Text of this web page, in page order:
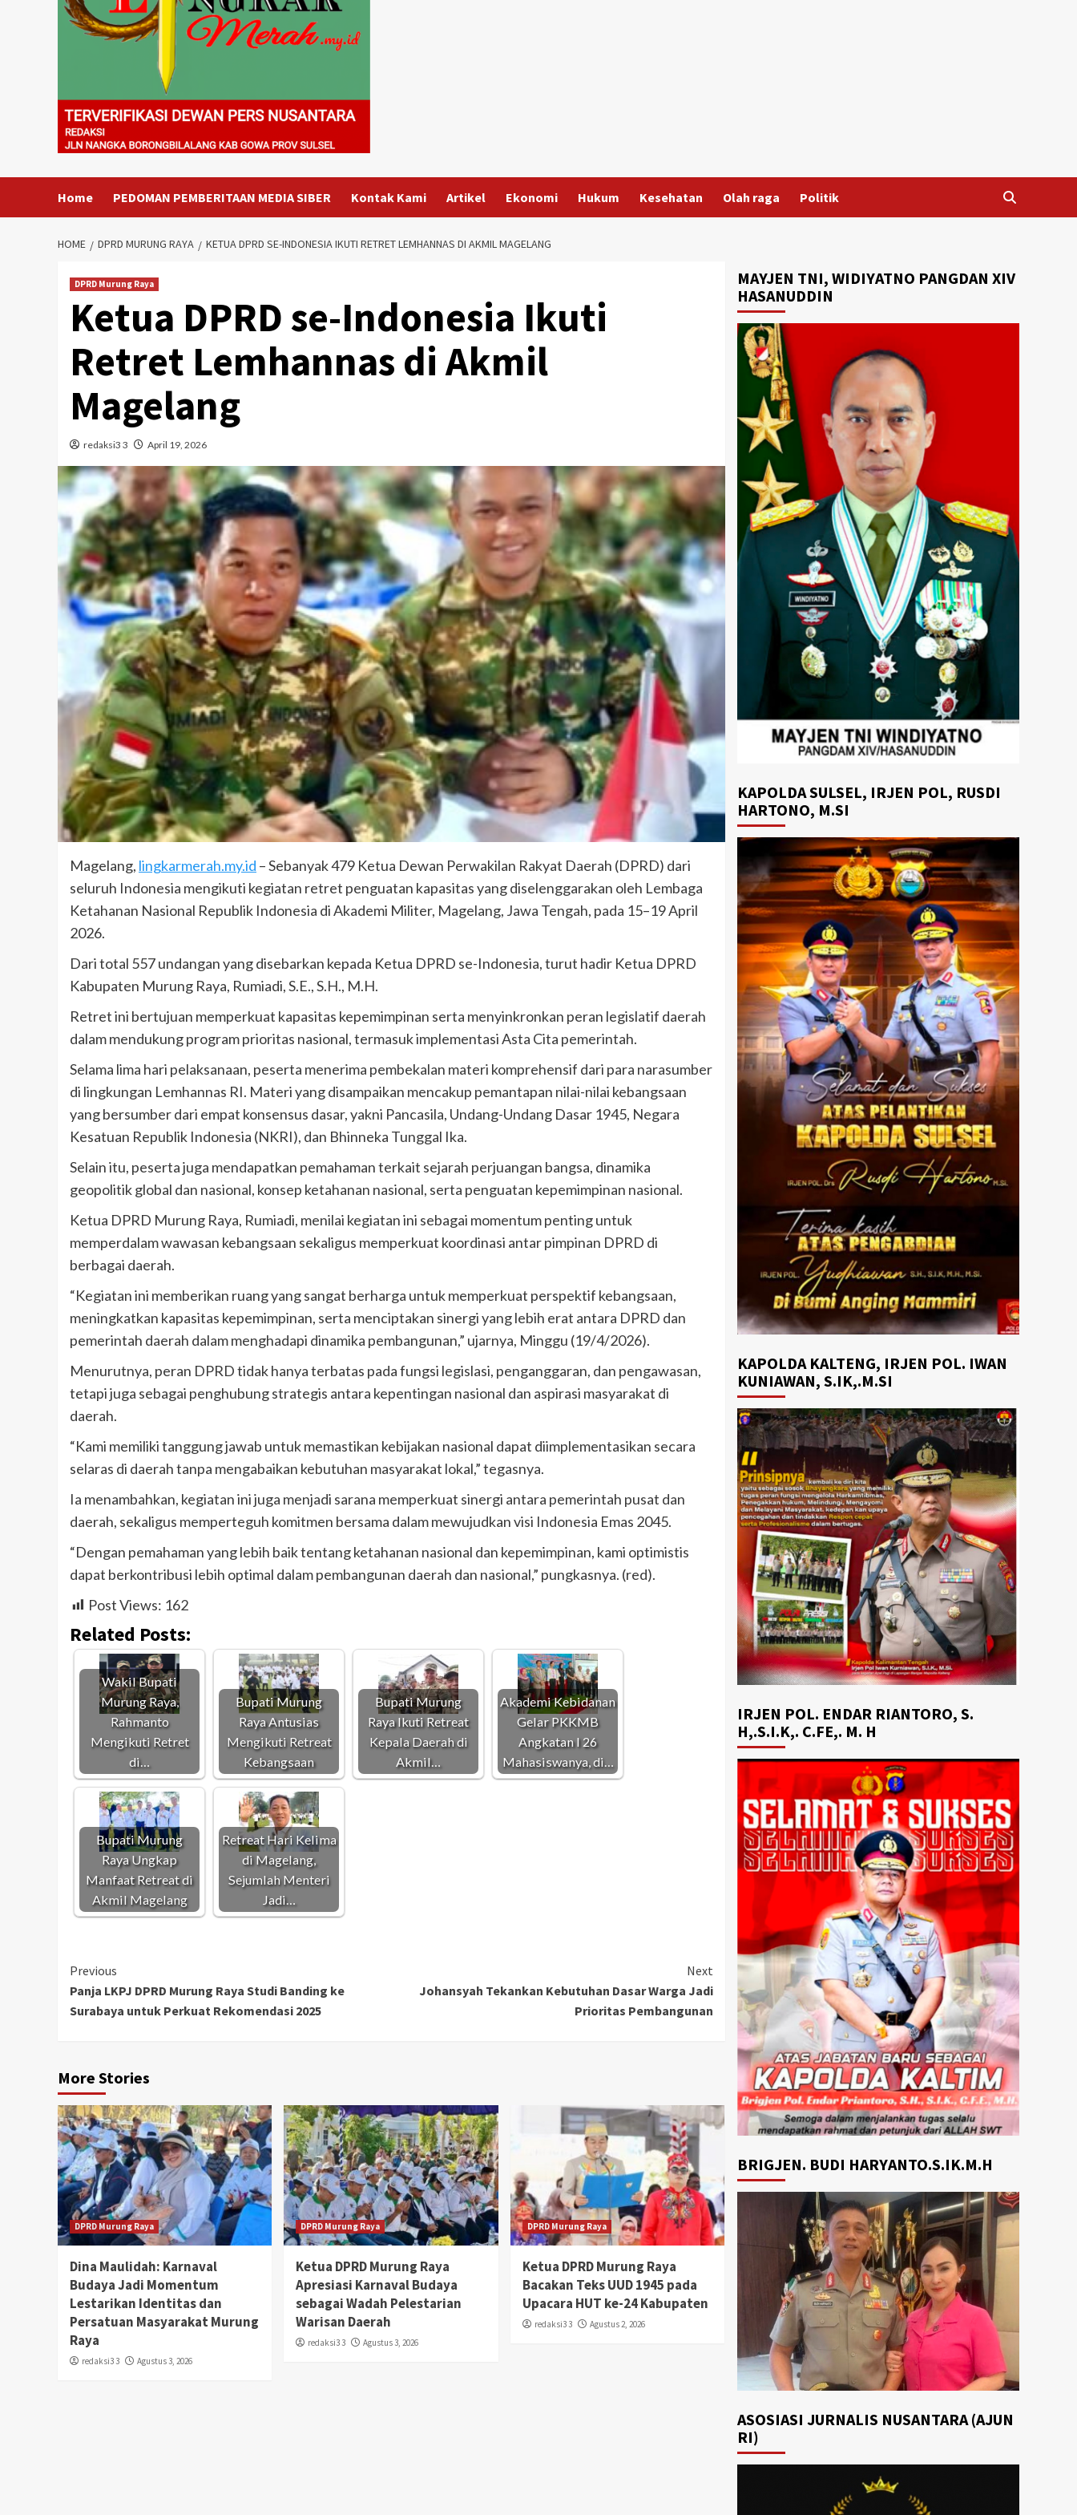
Home PEDOMAN PEMBERITAAN MEDIA SIBER Kontak Kami Artikel Ekonomi Hukum Kesehatan Olah raga Politik
HOME DPRD MURUNG RAYA KETUA DPRD SE-INDONESIA IKUTI RETRET LEMHANNAS DI AKMIL MAGELANG
DPRD Murung Raya
Ketua DPRD se-Indonesia Ikuti
Retret Lemhannas di Akmil
Magelang
redaksi3 3 April 19, 2026
Magelang, lingkarmerah.my.id – Sebanyak 479 Ketua Dewan Perwakilan Rakyat Daerah (DPRD) dari
seluruh Indonesia mengikuti kegiatan retret penguatan kapasitas yang diselenggarakan oleh Lembaga
Ketahanan Nasional Republik Indonesia di Akademi Militer, Magelang, Jawa Tengah, pada 15–19 April
2026.
Dari total 557 undangan yang disebarkan kepada Ketua DPRD se-Indonesia, turut hadir Ketua DPRD
Kabupaten Murung Raya, Rumiadi, S.E., S.H., M.H.
Retret ini bertujuan memperkuat kapasitas kepemimpinan serta menyinkronkan peran legislatif daerah
dalam mendukung program prioritas nasional, termasuk implementasi Asta Cita pemerintah.
Selama lima hari pelaksanaan, peserta menerima pembekalan materi komprehensif dari para narasumber
di lingkungan Lemhannas RI. Materi yang disampaikan mencakup pemantapan nilai-nilai kebangsaan
yang bersumber dari empat konsensus dasar, yakni Pancasila, Undang-Undang Dasar 1945, Negara
Kesatuan Republik Indonesia (NKRI), dan Bhinneka Tunggal Ika.
Selain itu, peserta juga mendapatkan pemahaman terkait sejarah perjuangan bangsa, dinamika
geopolitik global dan nasional, konsep ketahanan nasional, serta penguatan kepemimpinan nasional.
Ketua DPRD Murung Raya, Rumiadi, menilai kegiatan ini sebagai momentum penting untuk
memperdalam wawasan kebangsaan sekaligus memperkuat koordinasi antar pimpinan DPRD di
berbagai daerah.
“Kegiatan ini memberikan ruang yang sangat berharga untuk memperkuat perspektif kebangsaan,
meningkatkan kapasitas kepemimpinan, serta menciptakan sinergi yang lebih erat antara DPRD dan
pemerintah daerah dalam menghadapi dinamika pembangunan,” ujarnya, Minggu (19/4/2026).
Menurutnya, peran DPRD tidak hanya terbatas pada fungsi legislasi, penganggaran, dan pengawasan,
tetapi juga sebagai penghubung strategis antara kepentingan nasional dan aspirasi masyarakat di
daerah.
“Kami memiliki tanggung jawab untuk memastikan kebijakan nasional dapat diimplementasikan secara
selaras di daerah tanpa mengabaikan kebutuhan masyarakat lokal,” tegasnya.
Ia menambahkan, kegiatan ini juga menjadi sarana memperkuat sinergi antara pemerintah pusat dan
daerah, sekaligus memperteguh komitmen bersama dalam mewujudkan visi Indonesia Emas 2045.
“Dengan pemahaman yang lebih baik tentang ketahanan nasional dan kepemimpinan, kami optimistis
dapat berkontribusi lebih optimal dalam pembangunan daerah dan nasional,” pungkasnya. (red).
Post Views: 162
Related Posts:
Wakil Bupati
Murung Raya,
Rahmanto
Mengikuti Retret
di…
Bupati Murung
Raya Antusias
Mengikuti Retreat
Kebangsaan
Bupati Murung
Raya Ikuti Retreat
Kepala Daerah di
Akmil…
Akademi Kebidanan
Gelar PKKMB
Angkatan I 26
Mahasiswanya, di…
Bupati Murung
Raya Ungkap
Manfaat Retreat di
Akmil Magelang
Retreat Hari Kelima
di Magelang,
Sejumlah Menteri
Jadi…
Continue
Reading
Previous
Panja LKPJ DPRD Murung Raya Studi Banding ke
Surabaya untuk Perkuat Rekomendasi 2025
Next
Johansyah Tekankan Kebutuhan Dasar Warga Jadi
Prioritas Pembangunan
More Stories
DPRD Murung Raya
Dina Maulidah: Karnaval
Budaya Jadi Momentum
Lestarikan Identitas dan
Persatuan Masyarakat Murung
Raya
redaksi3 3 Agustus 3, 2026
DPRD Murung Raya
Ketua DPRD Murung Raya
Apresiasi Karnaval Budaya
sebagai Wadah Pelestarian
Warisan Daerah
redaksi3 3 Agustus 3, 2026
DPRD Murung Raya
Ketua DPRD Murung Raya
Bacakan Teks UUD 1945 pada
Upacara HUT ke-24 Kabupaten
redaksi3 3 Agustus 2, 2026
MAYJEN TNI, WIDIYATNO PANGDAN XIV
HASANUDDIN
KAPOLDA SULSEL, IRJEN POL, RUSDI
HARTONO, M.SI
KAPOLDA KALTENG, IRJEN POL. IWAN
KUNIAWAN, S.IK,.M.SI
IRJEN POL. ENDAR RIANTORO, S.
H,.S.I.K,. C.FE,. M. H
BRIGJEN. BUDI HARYANTO.S.IK.M.H
ASOSIASI JURNALIS NUSANTARA (AJUN
RI)